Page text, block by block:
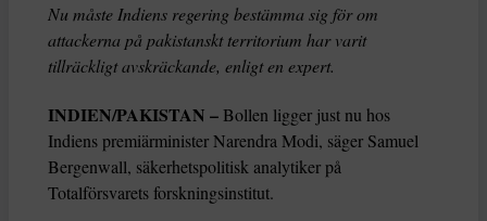
Nu måste Indiens regering bestämma sig för om
attackerna på pakistanskt territorium har varit
tillräckligt avskräckande, enligt en expert.
INDIEN/PAKISTAN – Bollen ligger just nu hos
Indiens premiärminister Narendra Modi, säger Samuel
Bergenwall, säkerhetspolitisk analytiker på
Totalförsvarets forskningsinstitut.